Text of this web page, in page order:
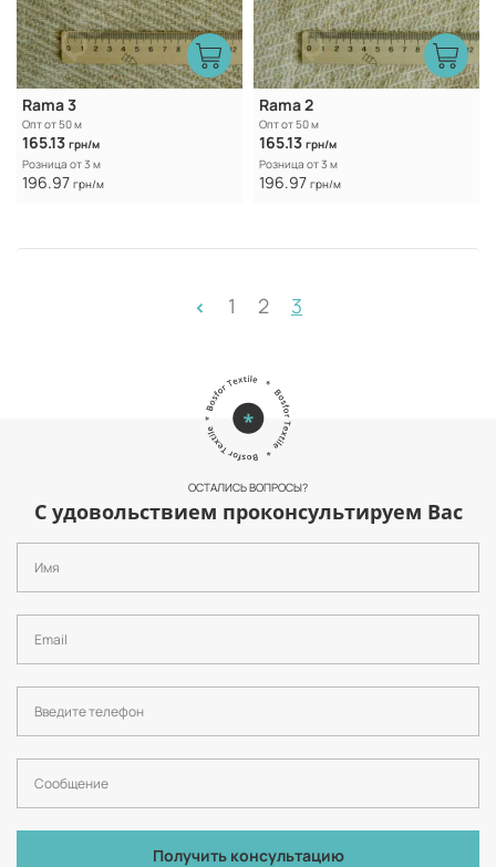
Rama 3
Опт от 50 м
165.13 грн/м
Розница от 3 м
196.97 грн/м
Rama 2
Опт от 50 м
165.13 грн/м
Розница от 3 м
196.97 грн/м
< 1 2 3
ОСТАЛИСЬ ВОПРОСЫ?
С удовольствием проконсультируем Вас
Получить консультацию